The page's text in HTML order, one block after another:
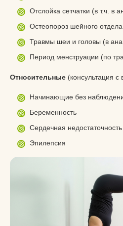
Отслойка сетчатки (в т.ч. в
Остеопороз шейного отдела
Травмы шеи и головы (в
Период менструации (по
Относительные (консультация
Начинающие без
Беременность
Сердечная недостаточность
Эпилепсия